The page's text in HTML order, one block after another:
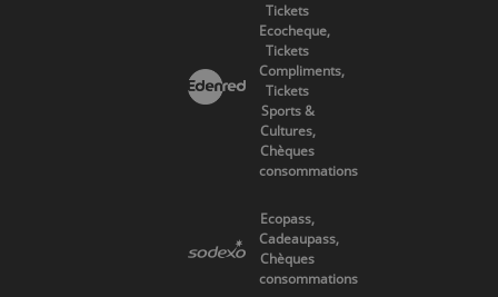
Tickets
Ecocheque,
Tickets
Compliments,
Tickets
Sports &
Cultures,
Chèques
consommations
Ecopass,
Cadeaupass,
Chèques
consommations